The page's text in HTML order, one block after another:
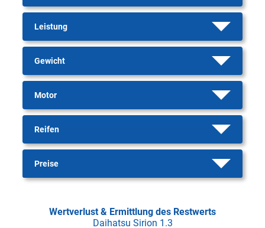
Leistung
Gewicht
Motor
Reifen
Preise
Wertverlust & Ermittlung des Restwerts
Daihatsu Sirion 1.3